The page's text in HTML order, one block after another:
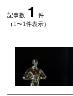
ニュース＆イベント
データ
SERVICE
初めての方へ
Q&A
企業担当の方へ
記事数 1
件
（1〜1件表示）